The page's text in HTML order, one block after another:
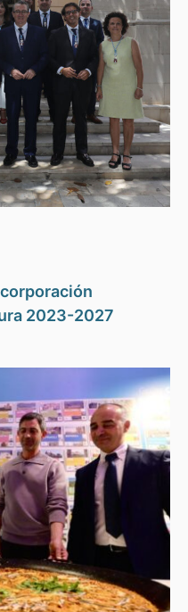
2023-2027